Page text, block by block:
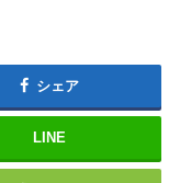
シェア
LINE